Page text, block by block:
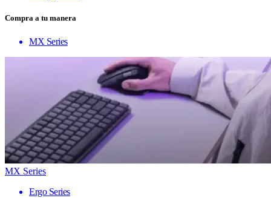
Compra a tu manera
MX Series
MX Series
Ergo Series